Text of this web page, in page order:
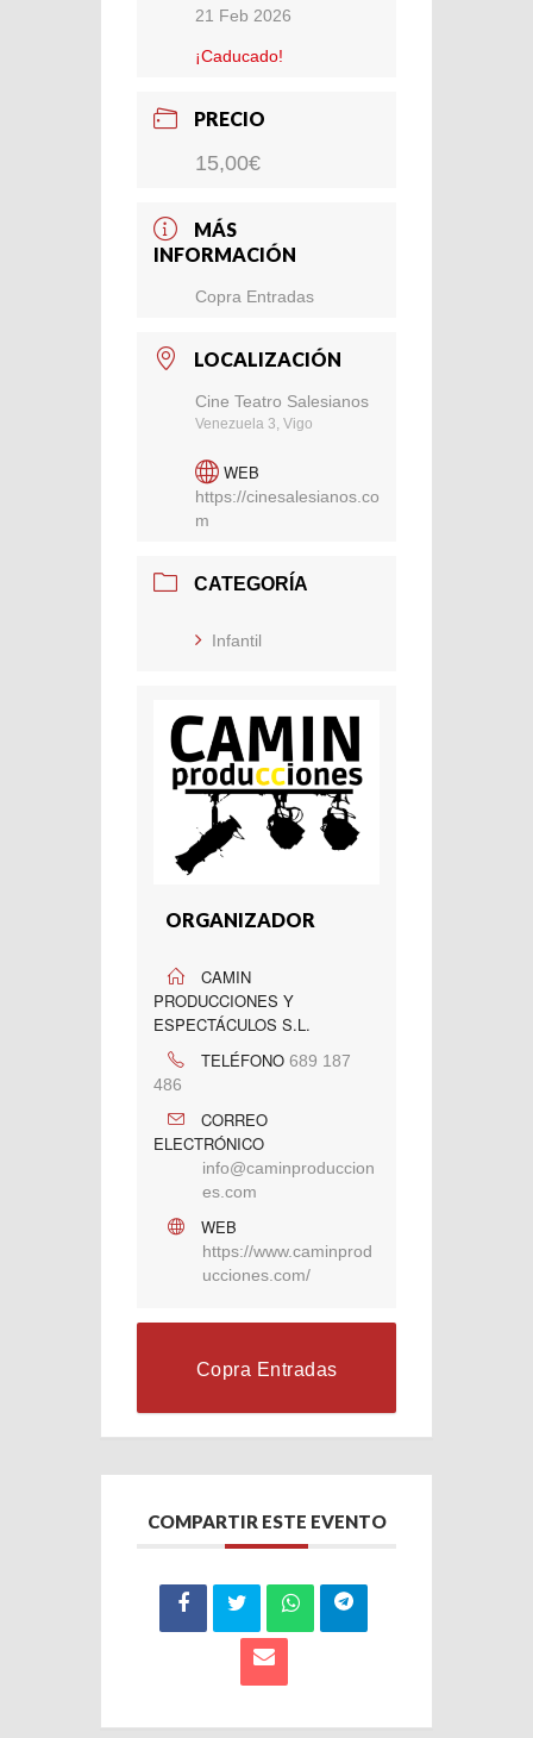
21 Feb 2026
¡Caducado!
PRECIO
15,00€
MÁS
INFORMACIÓN
Copra Entradas
LOCALIZACIÓN
Cine Teatro Salesianos
Venezuela 3, Vigo
WEB
https://cinesalesianos.co
m
CATEGORÍA
Infantil
ORGANIZADOR
CAMIN
PRODUCCIONES Y
ESPECTÁCULOS S.L.
TELÉFONO 689 187
486
CORREO
ELECTRÓNICO
info@caminproduccion
es.com
WEB
https://www.caminprod
ucciones.com/
Copra Entradas
COMPARTIR ESTE EVENTO